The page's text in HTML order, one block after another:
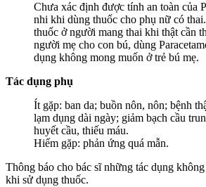
Chưa xác định được tính an toàn của
nhi khi dùng thuốc cho phụ nữ có
thuốc ở người mang thai khi thật cần
người mẹ cho con bú, dùng
dụng không mong muốn ở trẻ bú mẹ.
Tác dụng phụ
Ít gặp: ban da; buồn nôn, nôn; bệnh
lạm dụng dài ngày; giảm bạch cầu
huyết cầu, thiếu máu.
Hiếm gặp: phản ứng quá mẫn.
Thông báo cho bác sĩ những tác dụng
khi sử dụng thuốc.